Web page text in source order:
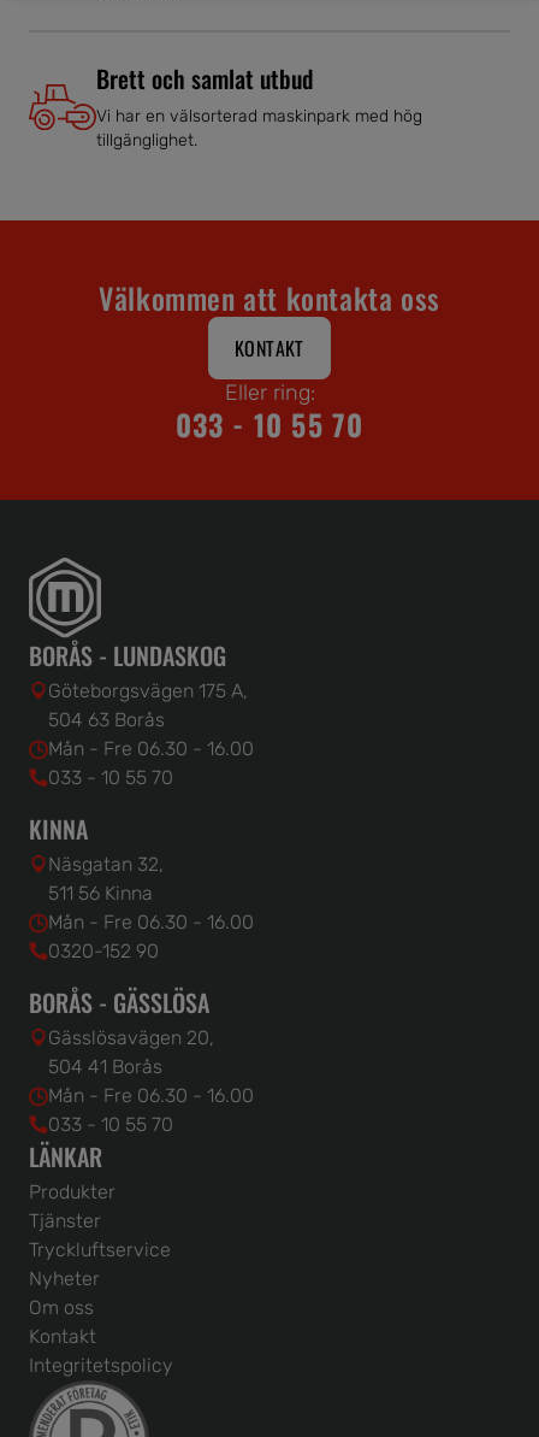
Brett och samlat utbud
Vi har en välsorterad maskinpark med hög
tillgänglighet.
Välkommen att kontakta oss
KONTAKT
Eller ring:
033 - 10 55 70
BORÅS - LUNDASKOG
Göteborgsvägen 175 A,
504 63 Borås
Mån - Fre 06.30 - 16.00
033 - 10 55 70
KINNA
Näsgatan 32,
511 56 Kinna
Mån - Fre 06.30 - 16.00
0320-152 90
BORÅS - GÄSSLÖSA
Gässlösavägen 20,
504 41 Borås
Mån - Fre 06.30 - 16.00
033 - 10 55 70
LÄNKAR
Produkter
Tjänster
Tryckluftservice
Nyheter
Om oss
Kontakt
Integritetspolicy